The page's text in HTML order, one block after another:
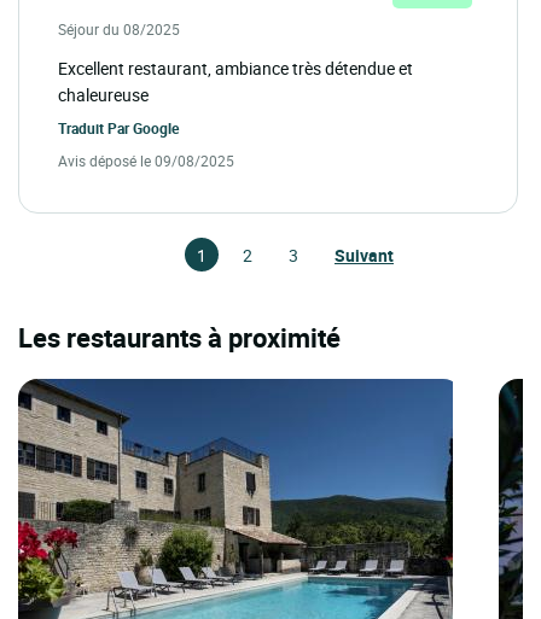
Séjour du 08/2025
Excellent restaurant, ambiance très détendue et
chaleureuse
Traduit ParGoogle
Avis déposé le 09/08/2025
1 2 3 Suivant
Les restaurants à proximité